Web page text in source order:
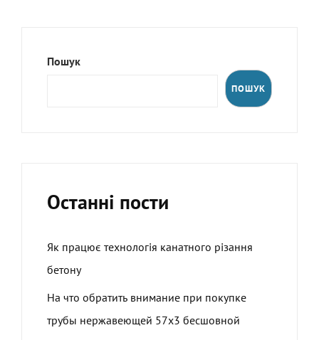
Пошук
ПОШУК
Останні пости
Як працює технологія канатного різання
бетону
На что обратить внимание при покупке
трубы нержавеющей 57х3 бесшовной